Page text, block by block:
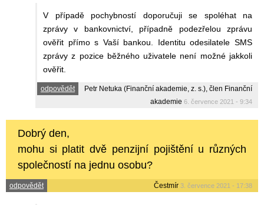
V případě pochybností doporučuji se spoléhat na
zprávy v bankovnictví, případně podezřelou zprávu
ověřit přímo s Vaší bankou. Identitu odesilatele SMS
zprávy z pozice běžného uživatele není možné jakkoli
ověřit.
odpovědět
Petr Netuka (Finanční akademie, z. s.), člen Finanční
akademie 6. července 2021 - 9:34
Dobrý den,
mohu si platit dvě penzijní pojištění u různých
společností na jednu osobu?
odpovědět Čestmír 3. července 2021 - 17:38